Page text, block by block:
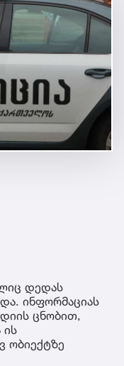
დედას
ინფორმაციას
ცნობით,
ის
ობიექტზე